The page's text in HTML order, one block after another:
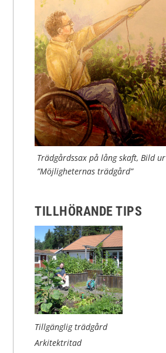
Trädgårdssax på lång skaft, Bild ur
”Möjligheternas trädgård”
TILLHÖRANDE TIPS
Tillgänglig trädgård
Arkitektritad